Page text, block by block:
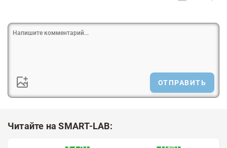
ОТПРАВИТЬ
Читайте на SMART-LAB: